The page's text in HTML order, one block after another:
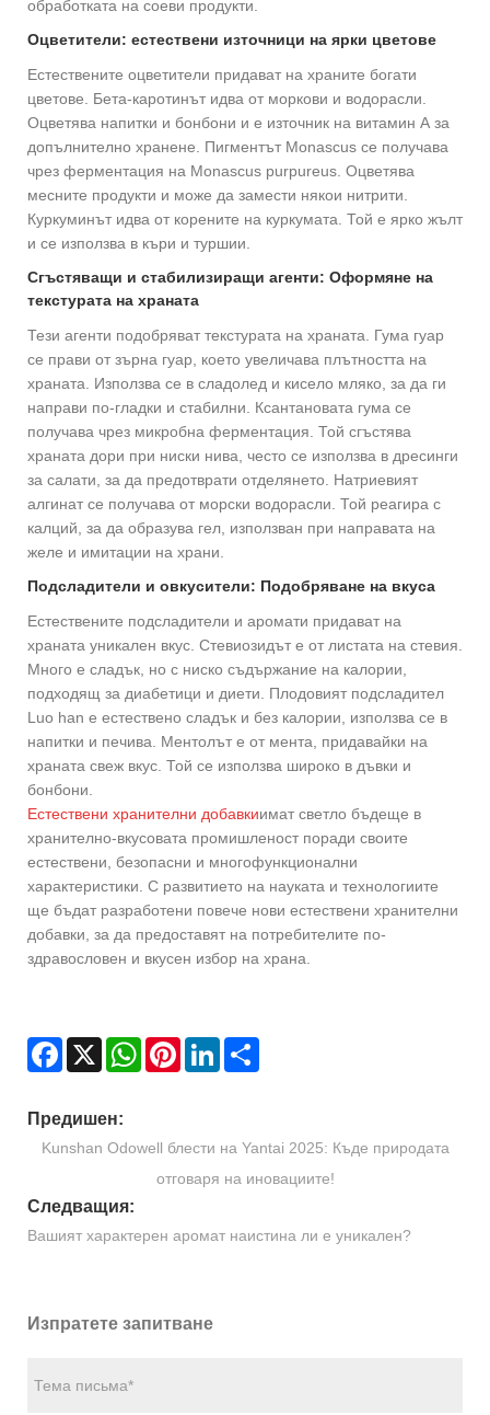
обработката на соеви продукти.
Оцветители: естествени източници на ярки цветове
Естествените оцветители придават на храните богати
цветове. Бета-каротинът идва от моркови и водорасли.
Оцветява напитки и бонбони и е източник на витамин А за
допълнително хранене. Пигментът Monascus се получава
чрез ферментация на Monascus purpureus. Оцветява
месните продукти и може да замести някои нитрити.
Куркуминът идва от корените на куркумата. Той е ярко жълт
и се използва в къри и туршии.
Сгъстяващи и стабилизиращи агенти: Оформяне на
текстурата на храната
Тези агенти подобряват текстурата на храната. Гума гуар
се прави от зърна гуар, което увеличава плътността на
храната. Използва се в сладолед и кисело мляко, за да ги
направи по-гладки и стабилни. Ксантановата гума се
получава чрез микробна ферментация. Той сгъстява
храната дори при ниски нива, често се използва в дресинги
за салати, за да предотврати отделянето. Натриевият
алгинат се получава от морски водорасли. Той реагира с
калций, за да образува гел, използван при направата на
желе и имитации на храни.
Подсладители и овкусители: Подобряване на вкуса
Естествените подсладители и аромати придават на
храната уникален вкус. Стевиозидът е от листата на стевия.
Много е сладък, но с ниско съдържание на калории,
подходящ за диабетици и диети. Плодовият подсладител
Luo han е естествено сладък и без калории, използва се в
напитки и печива. Ментолът е от мента, придавайки на
храната свеж вкус. Той се използва широко в дъвки и
бонбони.
Естествени хранителни добавкиимат светло бъдеще в
хранително-вкусовата промишленост поради своите
естествени, безопасни и многофункционални
характеристики. С развитието на науката и технологиите
ще бъдат разработени повече нови естествени хранителни
добавки, за да предоставят на потребителите по-
здравословен и вкусен избор на храна.
Facebook
X WhatsAppPinterestLinkedIn
Предишен:
Kunshan Odowell блести на Yantai 2025: Къде природата
отговаря на иновациите!
Следващия:
Вашият характерен аромат наистина ли е уникален?
Изпратете запитване